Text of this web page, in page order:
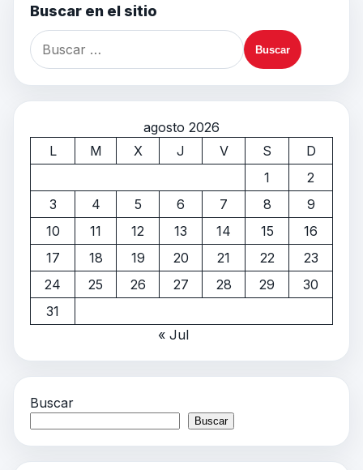
Buscar en el sitio
agosto 2026
L
M X J V S
D
1
2
3
4 5 6 7 8
9
10
11 12 13 14 15
16
17
18 19 20 21 22
23
24
25 26 27 28 29
30
31
« Jul
Buscar
Buscar